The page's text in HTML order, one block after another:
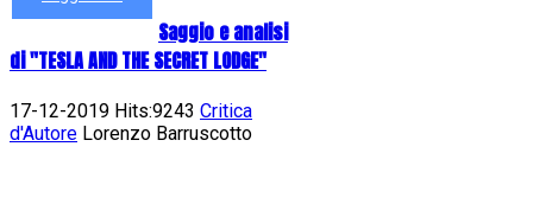
Saggio e analisi
di "TESLA AND THE SECRET LODGE"
17-12-2019 Hits:9243 Critica
d'Autore Lorenzo Barruscotto